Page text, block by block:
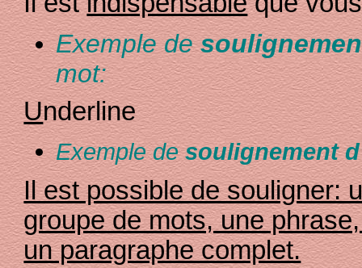
Exemple de
mot:
Underline
Exemple desoulignement
Il est possible de souligner:
groupe de mots, une
un paragraphe complet.